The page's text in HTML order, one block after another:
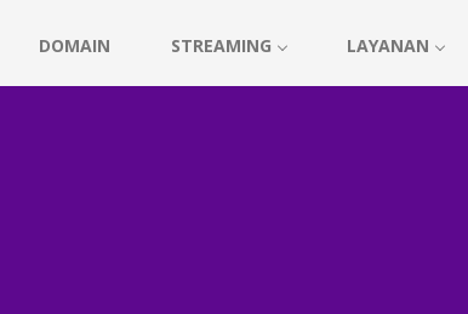
DOMAIN STREAMING LAYANAN